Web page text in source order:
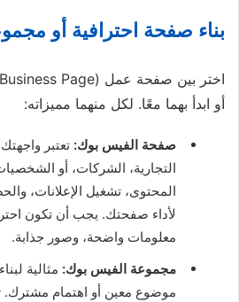
بناء صفحة احترافية أو
أو ابدأ بهما معًا. لكل منهما مميزاته:
صفحة الفيس بوك: تعتبر
التجارية، الشركات، أو
المحتوى، تشغيل الإعلانات،
لأداء صفحتك. يجب أن تكون
معلومات واضحة، وصور جذابة.
مجموعة الفيس بوك: مثالية
موضوع معين أو اهتمام مشترك.